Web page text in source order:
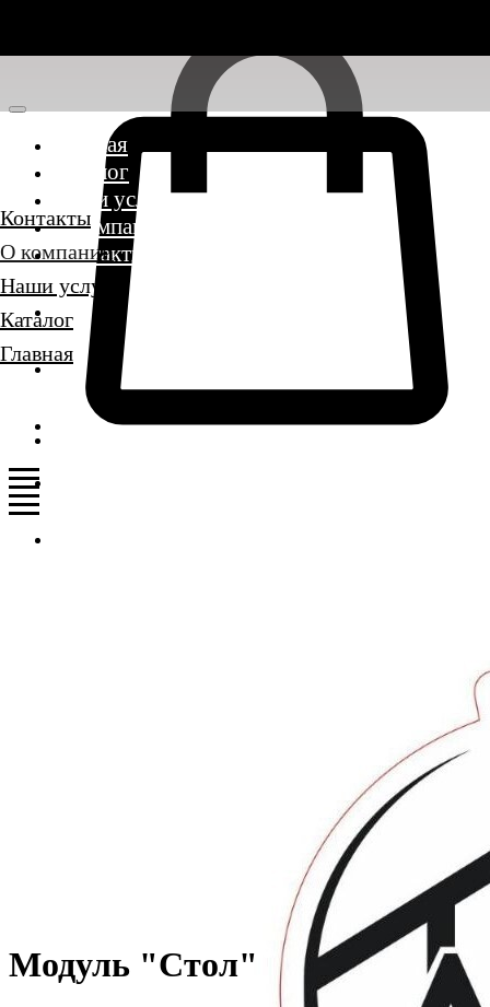
Главная
Каталог
Наши услуги
О компании
Контакты
Контакты
О компании
Наши услуги
Каталог
Главная
Модуль "Стол"